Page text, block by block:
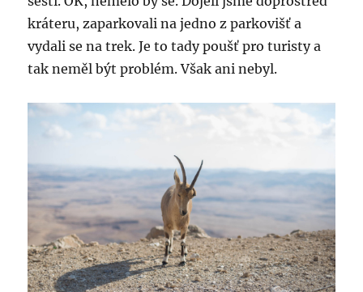
kráteru, zaparkovali na jedno z parkovišť a
vydali se na trek. Je to tady poušť pro turisty a
tak neměl být problém. Však ani nebyl.